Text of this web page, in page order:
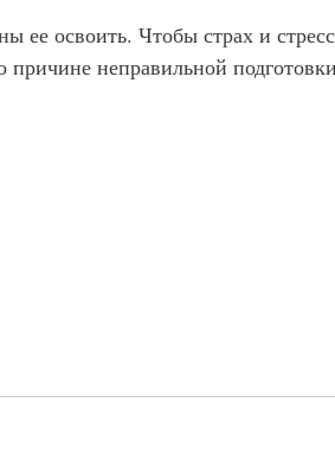
ее освоить. Чтобы страх и
неправильной